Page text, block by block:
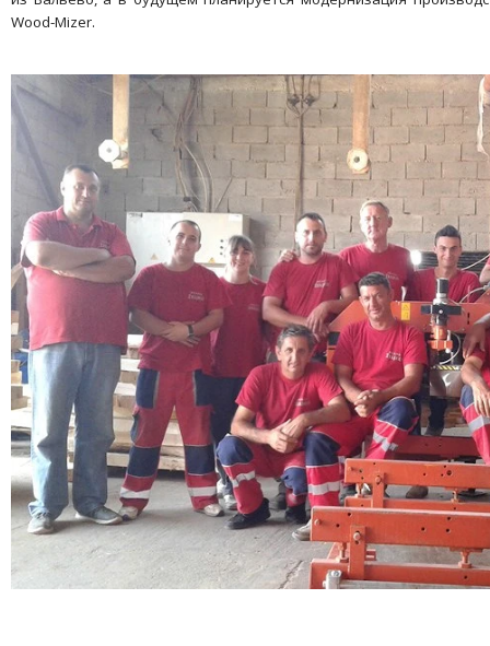
Wood-Mizer.